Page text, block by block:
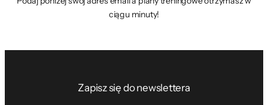
ciągu minuty!
Zapisz się do newslettera